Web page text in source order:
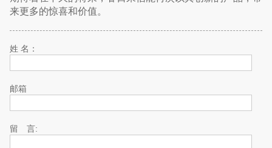
来更多的惊喜和价值。
姓 名：
邮箱
留 言: